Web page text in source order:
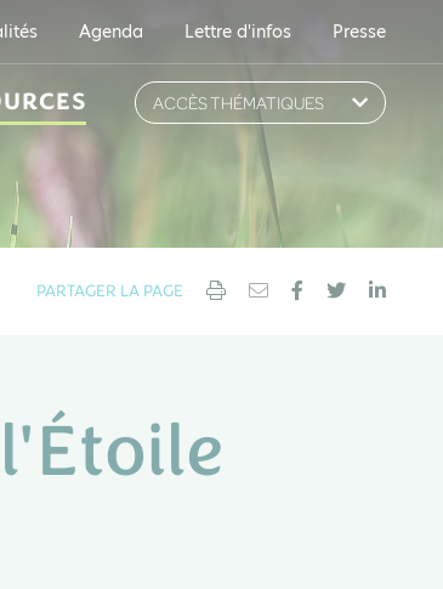
Agenda Lettre d'infos Presse
ACCÈS THÉMATIQUES
PARTAGER LA PAGE